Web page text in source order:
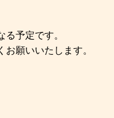
予定です。
願いいたします。